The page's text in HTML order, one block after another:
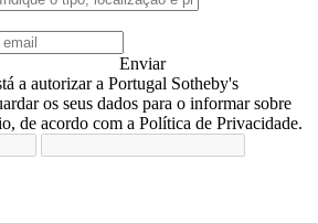
Enviar
a autorizar a Portugal Sotheby's
os seus dados para o informar sobre
de acordo com a Política de Privacidade.